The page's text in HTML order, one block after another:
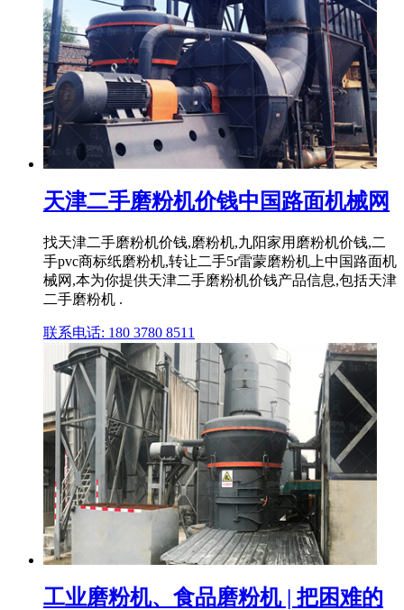
天津二手磨粉机价钱中国路面机械网
找天津二手磨粉机价钱,磨粉机,九阳家用磨粉机价钱,二
手pvc商标纸磨粉机,转让二手5r雷蒙磨粉机上中国路面机
械网,本为你提供天津二手磨粉机价钱产品信息,包括天津
二手磨粉机 .
联系电话: 180 3780 8511
工业磨粉机、食品磨粉机 | 把困难的